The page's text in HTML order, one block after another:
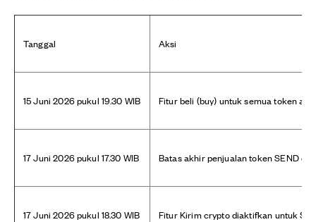
Tanggal Aksi
15 Juni 2026 pukul 19.30 WIB Fitur beli (buy) untuk semua token
17 Juni 2026 pukul 17.30 WIB Batas akhir penjualan token SEND
17 Juni 2026 pukul 18.30 WIB Fitur Kirim crypto diaktifkan untuk